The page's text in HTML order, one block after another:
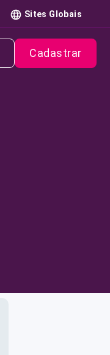
Sites Globais
Cadastrar